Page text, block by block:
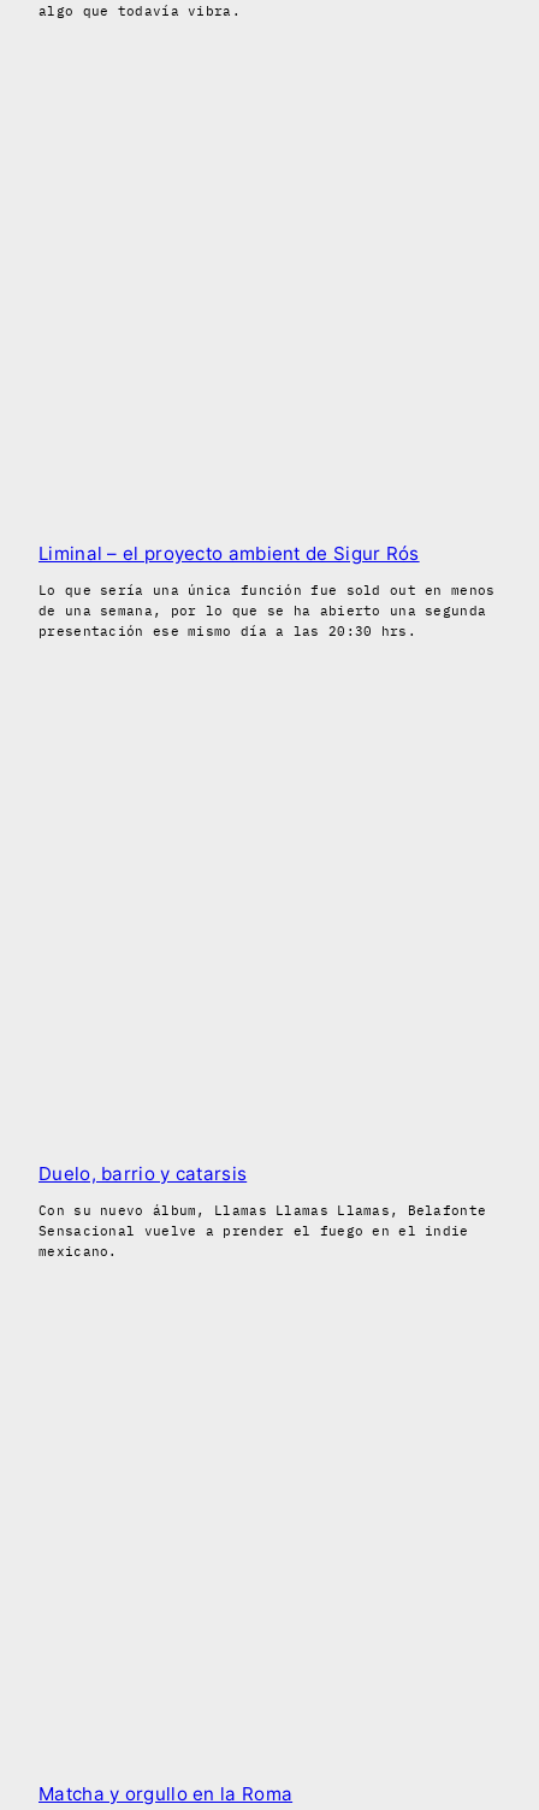
algo que todavía vibra.
Liminal – el proyecto ambient de Sigur Rós
Lo que sería una única función fue sold out en menos
de una semana, por lo que se ha abierto una segunda
presentación ese mismo día a las 20:30 hrs.
Duelo, barrio y catarsis
Con su nuevo álbum, Llamas Llamas Llamas, Belafonte
Sensacional vuelve a prender el fuego en el indie
mexicano.
Matcha y orgullo en la Roma